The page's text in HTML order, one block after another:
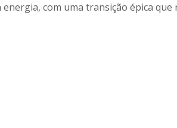
com uma transição épica que